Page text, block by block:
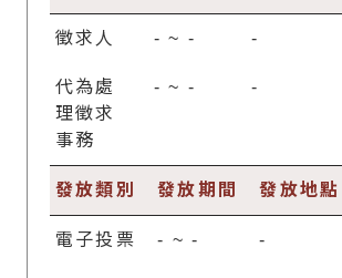
徵求人 - ~ - -
代為處
理徵求
事務
- ~ - -
發放類別 發放期間 發放地點
電子投票 - ~- -